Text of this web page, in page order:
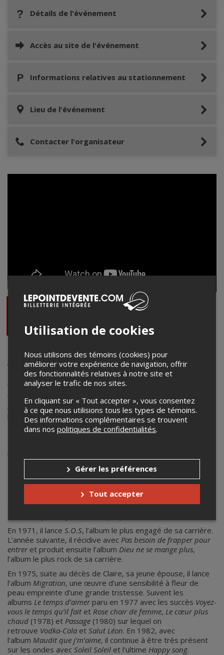
Détails de l'événement
Accès au site de l'événement
Informations relatives au stationnement
Lieu de l'événement
Contacter l'organisateur
JACQUES MICHEL
Né Jacques Rodrigue à Sainte-Agnès-de-Bellecombe en
Abitibi-Témiscamingue en 1941, Jacques Michel débute très
jeune dans le métier.
Après avoir été chanteur et guitariste des Rock’n’roll kids
puis des Midnighters, Jacques Michel décroche son premier
contrat solo en 1963. Le public le découvre de même que la
critique montréalaise qui l’applaudit chaleureusement. Cet
Très prolifique au cours des années 1970, Jacques
Michel remporte le Grand Prix du Festival de Spa en
Belgique avecAmène-toi chez-nouset le second prix au
Festival international de la chanson populaire de Tokyo,
avecUn nouveau jour va se lever. Les deux pièces figurent
En 1971, il lance S.O.S, l’album le plus engagé de sa carrière.
L’année suivante, il récidive avec Pas besoin de frapper pour
entreret produit ensuite l’album Dieu ne se mange plus,
l’album le plus rock de sa carrière.
En 1975, suite au décès de Claire, sa jeune épouse, il lance
l’album Migration, une œuvre d’une sensibilité à fleur de
peau empreinte d’une grande tristesse. Suivent les
albums Le temps d’aimerparu en 1977 avec les succès Voyez-
vous le temps qu’il faitet Rose chair de femme, Le cœur plus
chaud (1978) et Passage (1980) sur lequel on
retrouve Vodka-Cola et Salut Léon. En 1982, avec
l’album Maudit que j’m’aime, il continue à être très présent
sur les ondes avec Soleil Soleil et l’ultime Happy song.
Utilisation de cookies
Nous utilisons des témoins (cookies) pour
améliorer votre expérience de navigation, offrir
des fonctionnalités relatives à notre site et
analyser le trafic de nos sites.
En cliquant sur « Tout accepter », vous consentez
à ce que nous utilisions tous les types de témoins.
Des informations complémentaires se trouvent
dans nos politiques de confidentialités.
Gérer les préférences
Tout accepter